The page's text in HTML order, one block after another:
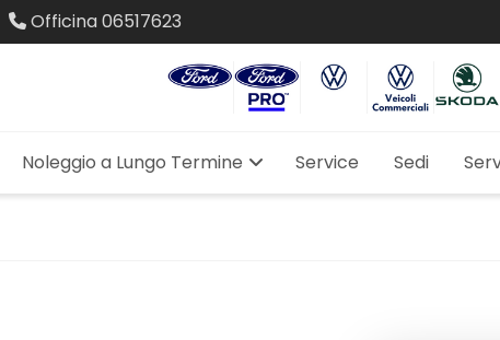
Officina06517623
Noleggio a Lungo Termine Service Sedi